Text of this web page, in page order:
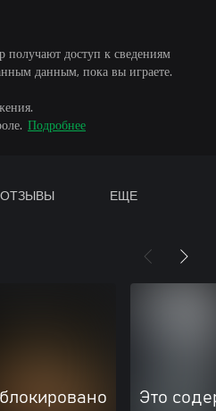
получают доступ к сведениям
данным, пока вы играете.
Подробнее
ОТЗЫВЫ ЕЩЕ
Это